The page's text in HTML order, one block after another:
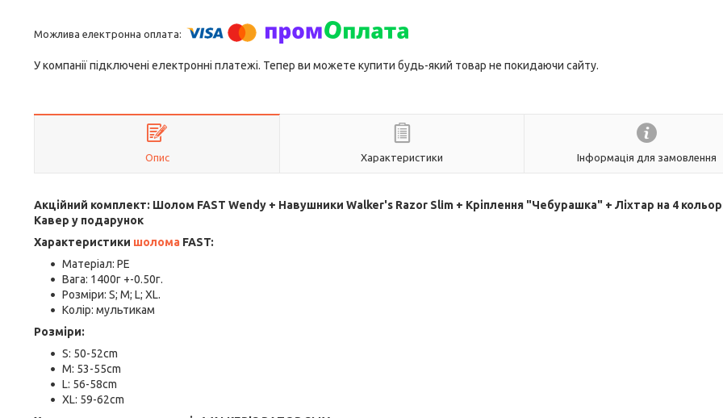
У компанії підключені електронні платежі. Тепер ви можете купити будь-який товар не покидаючи сайту.
Опис Характеристики Інформація для замовлення
Акційний комплект: Шолом FAST Wendy + Навушники Walker's Razor Slim + Кріплення "Чебурашка" + Ліхтар на 4
Кавер у подарунок
Характеристики шолома FAST:
Матеріал: PE
Вага: 1400г +-0.50г.
Розміри: S; M; L; XL.
Колір: мультикам
Розміри:
S: 50-52cm
M: 53-55cm
L: 56-58cm
XL: 59-62cm